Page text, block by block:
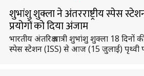
शुभांशु शुक्ला ने अंतरराष्ट्रीय स्पेस
प्रयोगों को दिया अंजाम
भारतीय अंतरिक्ष यात्री शुभांशु शुक्ला 18 दिनों
स्पेस स्टेशन (ISS) से आज (15 जुलाई) पृथ्वी